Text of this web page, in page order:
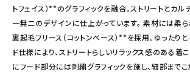
トフェイス）**のグラフィックを融合。ストリートとカ
一無二のデザインに仕上がっています。 素材には柔
裏起毛フリース（コットンベース）**を採用。ゆったり
ド仕様により、ストリートらしいリラックス感のある着
にフード部分には刺繍グラフィックを施し、細部まで